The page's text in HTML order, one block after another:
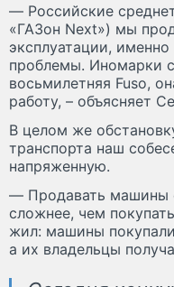
— Российские
«ГАЗон Next») мы
эксплуатации,
проблемы. Иномарки
восьмилетняя Fuso,
работу, – объясняет
В целом же
транспорта наш
напряженную.
— Продавать машины
сложнее, чем
жил: машины
а их владельцы